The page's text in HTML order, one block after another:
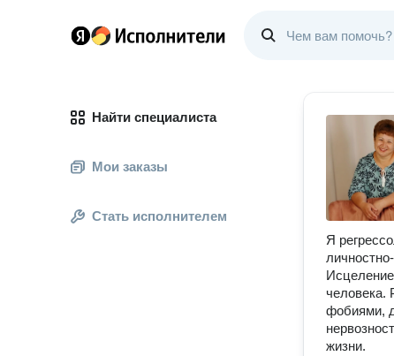
Найти специалиста
Мои заказы
Стать исполнителем
Я
человека.
фобиями,
жизни.